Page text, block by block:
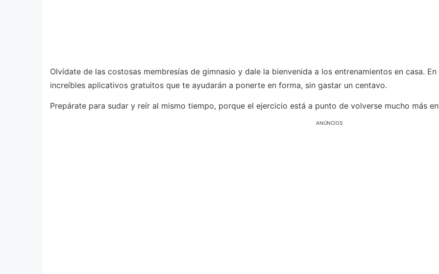
Olvídate de las costosas membresías de gimnasio y dale la bienvenida a los entrenamientos en casa.
increíbles aplicativos gratuitos que te ayudarán a ponerte en forma, sin gastar un centavo.
Prepárate para sudar y reír al mismo tiempo, porque el ejercicio está a punto de volverse mucho más
ANÚNCIOS